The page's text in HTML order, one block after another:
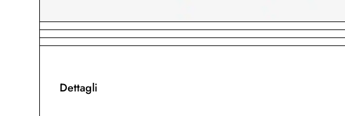
Dettagli